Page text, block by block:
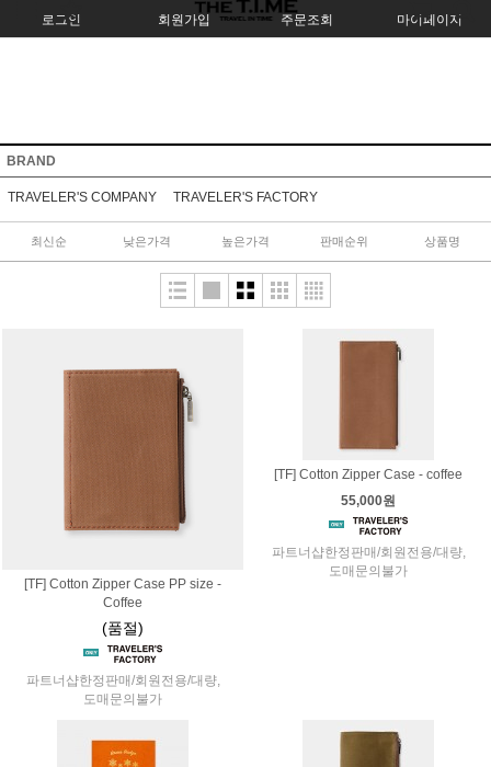
로그인 회원가입 주문조회 마이페이지
BRAND
TRAVELER'S COMPANY TRAVELER'S FACTORY
최신순 낮은가격 높은가격 판매순위 상품명
[TF] Cotton Zipper Case PP size -
Coffee
(품절)
파트너샵한정판매/회원전용/대량,
도매문의불가
[TF] Cotton Zipper Case - coffee
55,000원
파트너샵한정판매/회원전용/대량,
도매문의불가